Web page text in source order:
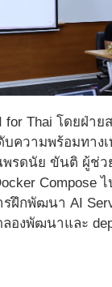
for Thai โดยฝ่า
ความพร้อมทาง
รดนัย ขันติ ผู้ช่ว
Compose ไ
ฝึกพัฒนา AI
องพัฒนาและ